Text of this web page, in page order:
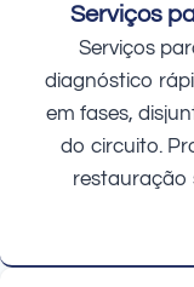
Serviços
Serviços
diagnóstico
em fases,
do circuito.
restauração